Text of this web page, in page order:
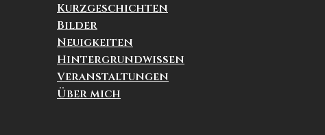
Kurzgeschichten
Bilder
Neuigkeiten
Hintergrundwissen
Veranstaltungen
Über mich